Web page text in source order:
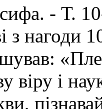
- Т.
з нагоди
віру і